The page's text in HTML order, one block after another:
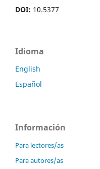
DOI: 10.5377
Idioma
English
Español
Información
Para lectores/as
Para autores/as